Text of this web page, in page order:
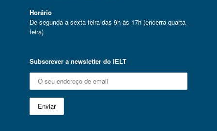
Horário
De segunda a sexta-feira das 9h às 17h (encerra quarta-
feira)
Subscrever a newsletter do IELT